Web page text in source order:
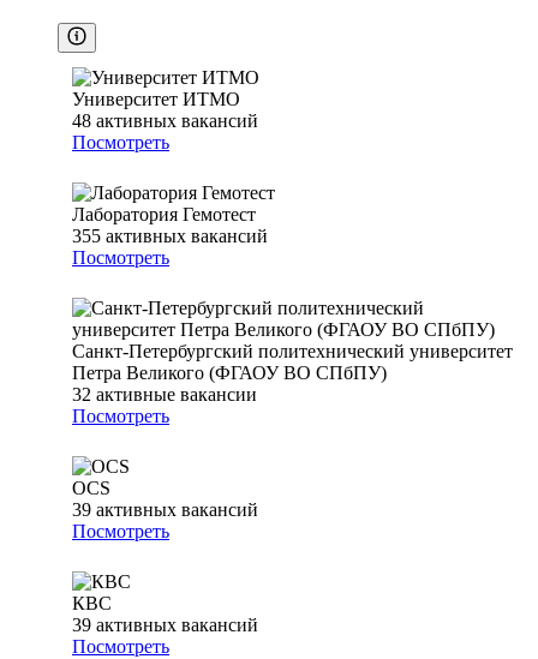
Университет ИТМО
48 активных вакансий
Посмотреть
Лаборатория Гемотест
355 активных вакансий
Посмотреть
Санкт-Петербургский политехнический университет
Петра Великого (ФГАОУ ВО СПбПУ)
32 активные вакансии
Посмотреть
OCS
39 активных вакансий
Посмотреть
КВС
39 активных вакансий
Посмотреть